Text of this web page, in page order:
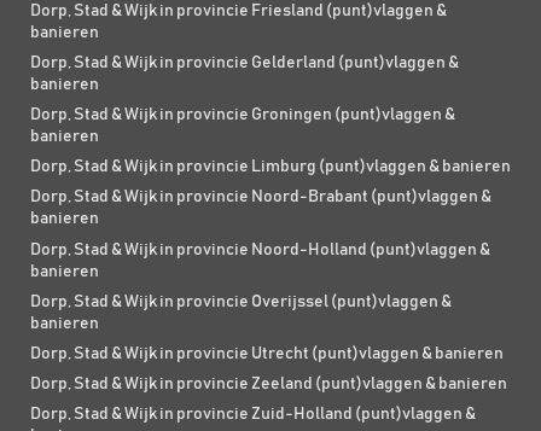
Dorp, Stad & Wijk in provincie Friesland (punt)vlaggen &
banieren
Dorp, Stad & Wijk in provincie Gelderland (punt)vlaggen &
banieren
Dorp, Stad & Wijk in provincie Groningen (punt)vlaggen &
banieren
Dorp, Stad & Wijk in provincie Limburg (punt)vlaggen & banieren
Dorp, Stad & Wijk in provincie Noord-Brabant (punt)vlaggen &
banieren
Dorp, Stad & Wijk in provincie Noord-Holland (punt)vlaggen &
banieren
Dorp, Stad & Wijk in provincie Overijssel (punt)vlaggen &
banieren
Dorp, Stad & Wijk in provincie Utrecht (punt)vlaggen & banieren
Dorp, Stad & Wijk in provincie Zeeland (punt)vlaggen & banieren
Dorp, Stad & Wijk in provincie Zuid-Holland (punt)vlaggen &